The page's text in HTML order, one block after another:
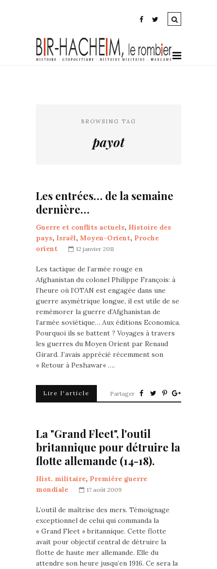
BROWSING TAG
payot
Les entrées… de la semaine
dernière…
Guerre et conflits actuels, Histoire des
pays, Israël, Moyen-Orient, Proche
orient
12 janvier 2011
Les tactique de l’armée rouge en
Afghanistan du colonel Philippe François: à
l’heure où l’OTAN est engagée dans une
guerre asymétrique longue, il est utile de se
remémorer la guerre d’Afghanistan de
l’armée soviétique… Aux éditions Economica.
Pourquoi ils se battent ? Voyages à travers
les guerres du Moyen Orient par Renaud
Girard. J’avais apprécié récemment son
« Retour à Peshawar« ….
Lire l'article Partager
La "Grand Fleet", l'outil
britannique pour détruire la
flotte allemande (14-18).
Hist. militaire, Première guerre
mondiale
17 août 2009
L’outil de maîtrise des mers. Témoignage
exceptionnel de celui qui commanda la
« Grand Fleet » britannique. Cette flotte
avait pour objectif central de détruire la
flotte de haute mer allemande. Elle du
attendre son heure jusqu’en 1916. Ce sera la